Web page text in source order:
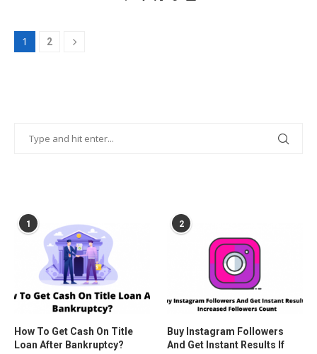
1 2
1
How To Get Cash On Title
Loan After Bankruptcy?
2
Buy Instagram Followers
And Get Instant Results If